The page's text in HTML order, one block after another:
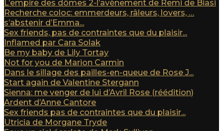
L’empire des dômes 2-l’avènement de Remi de Biasi
Recherche coloc: emmerdeurs, râleurs, lovers, …
s’abstenir d’Emma...
Sex friends, pas de contraintes que du plaisir...
Inflamed par Cara Solak
Be my baby de Lily Tortay
Not for you de Marion Carmin
Dans le sillage des pailles-en-queue de Rose J...
Start again de Valentine Stergann
Sienna: me venger de lui d’Avril Rose (réédition)
Ardent d’Anne Cantore
Sex friends pas de contraintes que du plaisir...
Utricia de Morgane Tryde